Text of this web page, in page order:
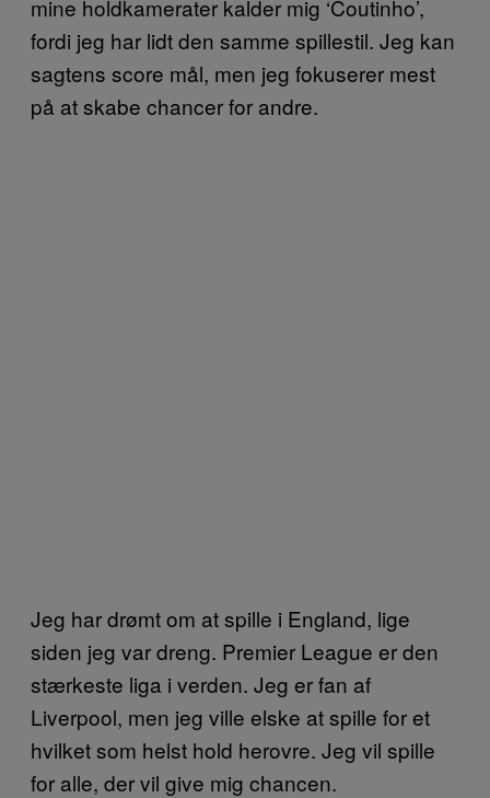
mine holdkamerater kalder mig ‘Coutinho’,
fordi jeg har lidt den samme spillestil. Jeg kan
sagtens score mål, men jeg fokuserer mest
på at skabe chancer for andre.
Jeg har drømt om at spille i England, lige
siden jeg var dreng. Premier League er den
stærkeste liga i verden. Jeg er fan af
Liverpool, men jeg ville elske at spille for et
hvilket som helst hold herovre. Jeg vil spille
for alle, der vil give mig chancen.